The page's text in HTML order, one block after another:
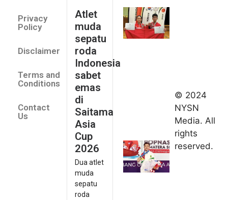
Privacy
Policy
Disclaimer
Terms and
Conditions
Contact
Us
Atlet
muda
sepatu
roda
Indonesia
sabet
emas
di
Saitama
Asia
Cup
2026
Dua atlet
muda
sepatu
roda
2026
Indonesia
kirim tiga
lifter
muda ke
Kejuaraan
© 2024
NYSN
Media. All
rights
reserved.